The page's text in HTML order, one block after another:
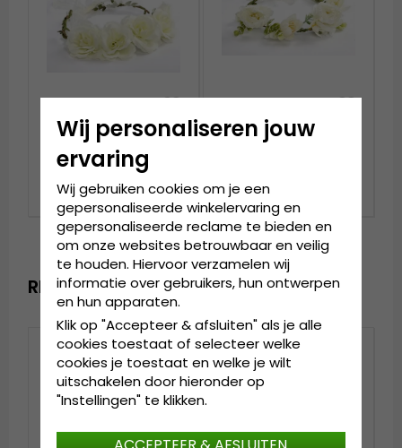
Bloemenkrans - Gårda
Rose Flowerband (wit)
€14.99
Bloemenkrans - Gårda
Liana Flowerband (wit)
€14.99
RECENTELIJK BEKEKEN
Wij personaliseren jouw
ervaring
Wij gebruiken cookies om je een
gepersonaliseerde winkelervaring en
gepersonaliseerde reclame te bieden en
om onze websites betrouwbaar en veilig
te houden. Hiervoor verzamelen wij
informatie over gebruikers, hun ontwerpen
en hun apparaten.
Klik op "Accepteer & afsluiten" als je alle
cookies toestaat of selecteer welke
cookies je toestaat en welke je wilt
uitschakelen door hieronder op
"Instellingen" te klikken.